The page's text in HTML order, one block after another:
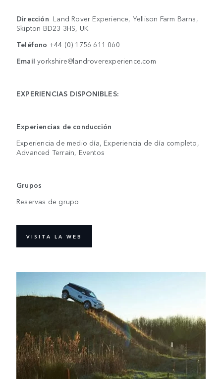
Dirección Land Rover Experience, Yellison Farm Barns,
Skipton BD23 3HS, UK
Teléfono +44 (0) 1756 611 060
Emailyorkshire@landroverexperience.com
EXPERIENCIAS DISPONIBLES:
Experiencias de conducción
Experiencia de medio día, Experiencia de día completo,
Advanced Terrain, Eventos
Grupos
Reservas de grupo
VISITA LA WEB